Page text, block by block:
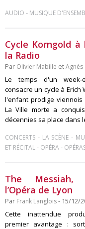
AUDIO - MUSIQUE
Cycle Korngold
la Radio
Par Olivier Mabille etAgnès
Le temps d'un week-
consacre un cycle à Erich
l'enfant prodige viennois
La Ville morte a
décennies sa place dans
CONCERTS - LA SCÈNE -
ET RÉCITAL- OPÉRA-
The Messiah,
l’Opéra de Lyon
Par Frank Langlois- 15/12/
Cette inattendue
premier avantage :